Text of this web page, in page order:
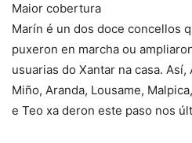
Maior cobertura
Marín é un dos doce concellos
puxeron en marcha ou
usuarias do Xantar na casa.
Miño, Aranda, Lousame,
e Teo xa deron este paso nos